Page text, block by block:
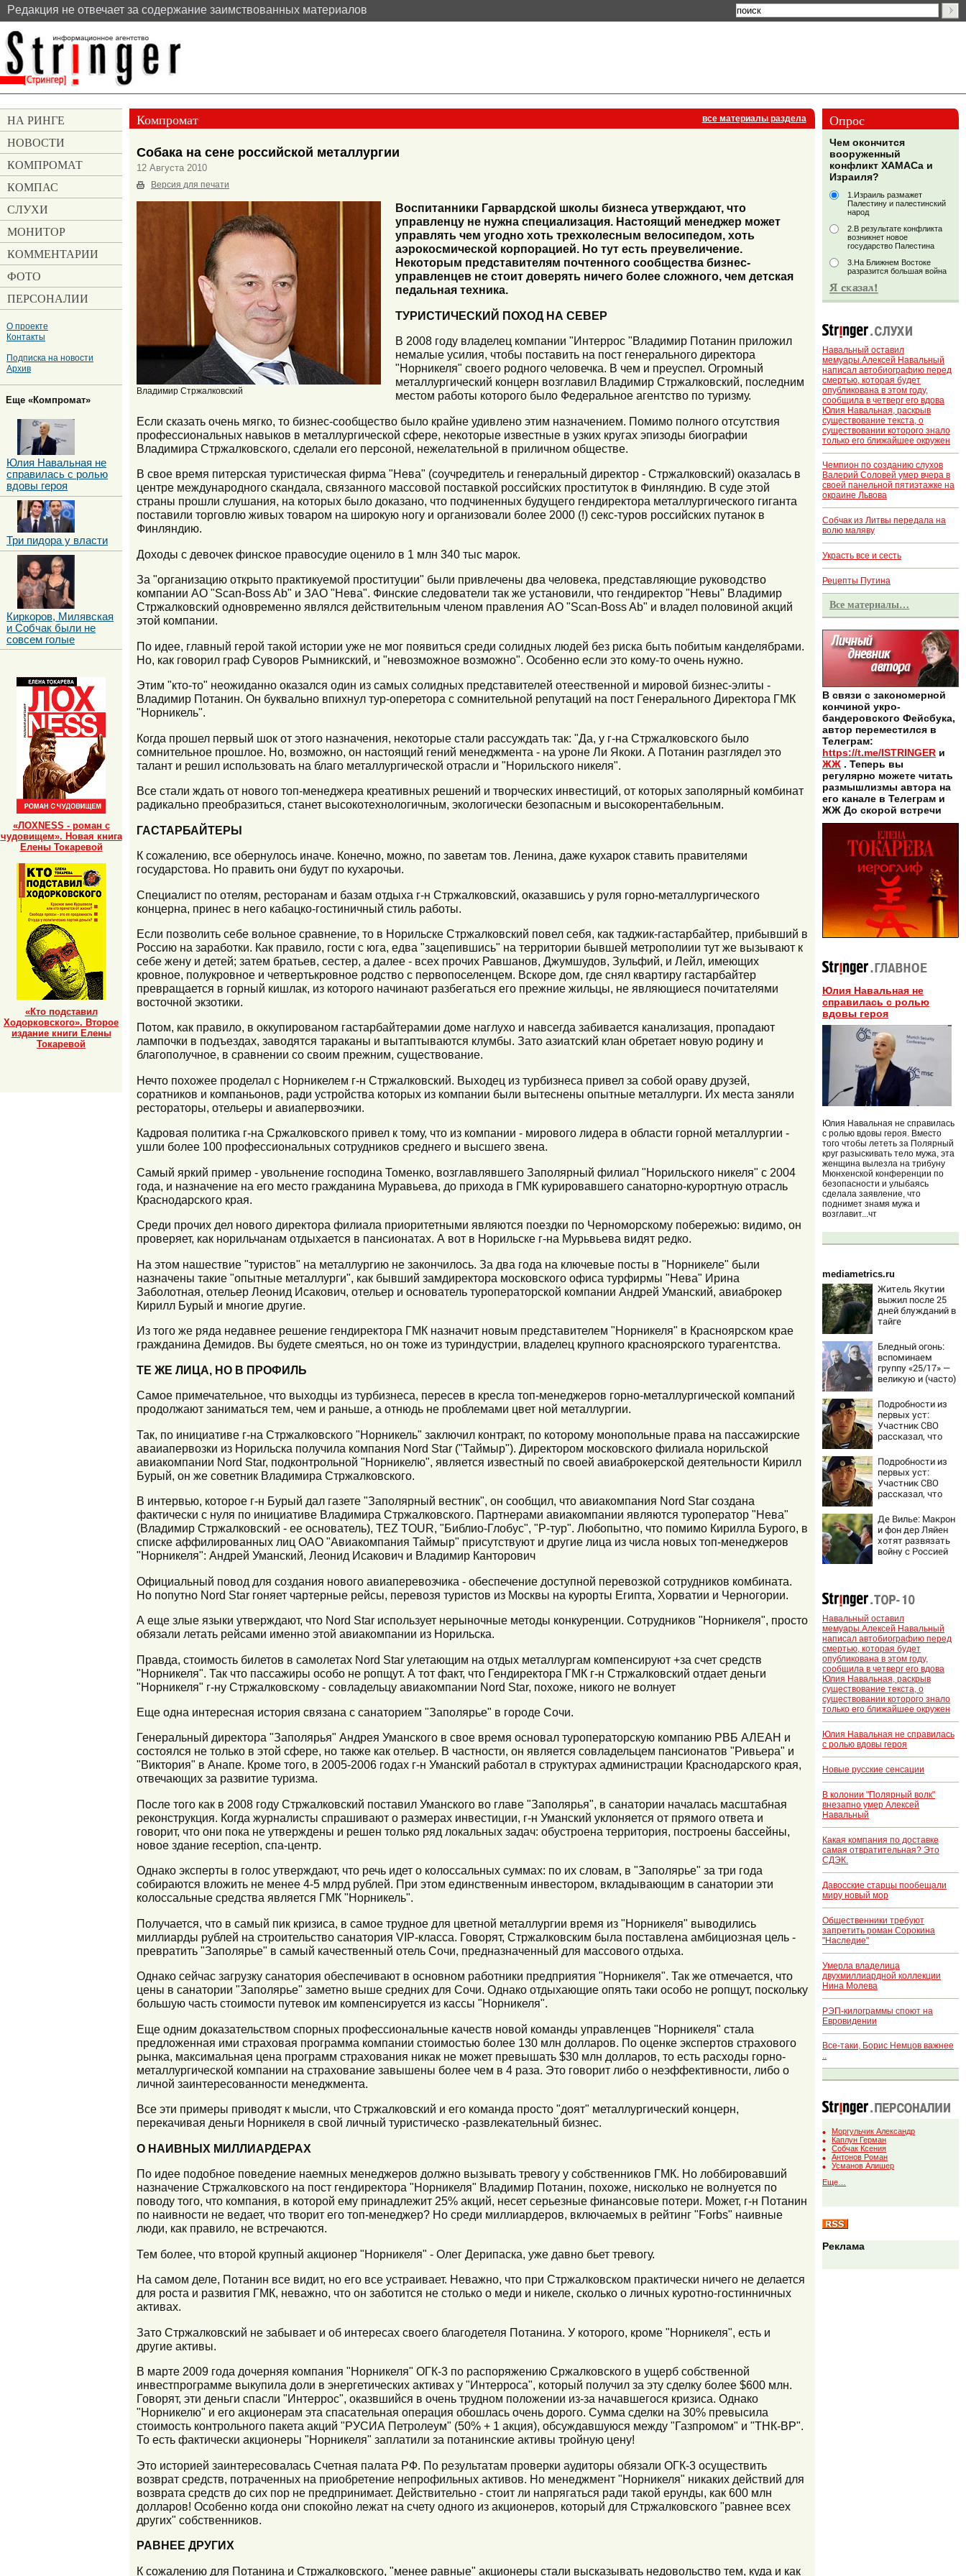
Pедакция не отвечает за содержание заимствованных материалов
Компромат все материалы раздела
Собака на сене российской металлургии
12 Августа 2010
Версия для печати
Владимир Стржалковский
Воспитанники Гарвардской школы бизнеса утверждают, что
управленцу не нужна специализация. Настоящий менеджер может
управлять чем угодно хоть трехколесным велосипедом, хоть
аэрокосмической корпорацией. Но тут есть преувеличение.
Некоторым представителям почтенного сообщества бизнес-
управленцев не стоит доверять ничего более сложного, чем детская
педальная техника.
ТУРИСТИЧЕСКИЙ ПОХОД НА СЕВЕР
В 2008 году владелец компании "Интеррос "Владимир Потанин приложил
немалые усилия, чтобы поставить на пост генерального директора
"Норникеля" своего родного человечка. В чем и преуспел. Огромный
металлургический концерн возглавил Владимир Стржалковский, последним
местом работы которого было Федеральное агентство по туризму.
Если сказать очень мягко, то бизнес-сообщество было крайне удивлено этим назначением. Помимо полного отсутствия
профессиональных навыков в металлургической сфере, некоторые известные в узких кругах эпизоды биографии
Владимира Стржалковского, сделали его персоной, нежелательной в приличном обществе.
В свое время питерская туристическая фирма "Нева" (соучредитель и генеральный директор - Стржалковский) оказалась в
центре международного скандала, связанного массовой поставкой российских проституток в Финляндию. В суде этой
страны прошли слушания, на которых было доказано, что подчиненных будущего гендиректора металлургического гиганта
поставили торговлю живых товаром на широкую ногу и организовали более 2000 (!) секс-туров российских путанок в
Финляндию.
Доходы с девочек финское правосудие оценило в 1 млн 340 тыс марок.
За "организацию открыто практикуемой проституции" были привлечены два человека, представляющие руководство
компании АО "Scan-Boss Ab" и ЗАО "Нева". Финские следователи так же установили, что гендиректор "Невы" Владимир
Стржалковский одновременно являлся действительным членом правления АО "Scan-Boss Ab" и владел половиной акций
этой компании.
По идее, главный герой такой истории уже не мог появиться среди солидных людей без риска быть побитым канделябрами.
Но, как говорил граф Суворов Рымникский, и "невозможное возможно". Особенно если это кому-то очень нужно.
Этим "кто-то" неожиданно оказался один из самых солидных представителей отеественной и мировой бизнес-элиты -
Владимир Потанин. Он буквально впихнул тур-оперетора с сомнительной репутаций на пост Генерального Директора ГМК
"Норникель".
Когда прошел первый шок от этого назначения, некоторые стали рассуждать так: "Да, у г-на Стржалковского было
сомнительное прошлое. Но, возможно, он настоящий гений менеджмента - на уроне Ли Якоки. А Потанин разглядел это
талант и решил использовать на благо металлургической отрасли и "Норильского никеля".
Все стали ждать от нового топ-менеджера креативных решений и творческих инвестиций, от которых заполярный комбинат
радикально преобразиться, станет высокотехнологичным, экологически безопасным и высокорентабельным.
ГАСТАРБАЙТЕРЫ
К сожалению, все обернулось иначе. Конечно, можно, по заветам тов. Ленина, даже кухарок ставить правителями
государстова. Но править они будут по кухарочьи.
Специалист по отелям, ресторанам и базам отдыха г-н Стржалковский, оказавшись у руля горно-металлургического
концерна, принес в него кабацко-гостиничный стиль работы.
Если позволить себе вольное сравнение, то в Норильске Стржалковский повел себя, как таджик-гастарбайтер, прибывший в
Россию на заработки. Как правило, гости с юга, едва "зацепившись" на территории бывшей метрополиии тут же вызывают к
себе жену и детей; затем братьев, сестер, а далее - всех прочих Равшанов, Джумшудов, Зульфий, и Лейл, имеющих
кровное, полукровное и четвертькровное родство с первопоселенцем. Вскоре дом, где снял квартиру гастарбайтер
превращается в горный кишлак, из которого начинают разбегаться его прежние жильцы, не являющиеся почитателями
восточной экзотики.
Потом, как правило, в оккупированом гастарбайтерамии доме наглухо и навсегда забивается канализация, пропадают
лампочки в подъездах, заводятся тараканы и вытаптываются клумбы. Зато азиатский клан обретает новую родину и
благополучное, в сравнении со своим прежним, существование.
Нечто похожее проделал с Норникелем г-н Стржалковский. Выходец из турбизнеса привел за собой ораву друзей,
соратников и компаньонов, ради устройства которых из компании были вытеснены опытные металлурги. Их места заняли
рестораторы, отельеры и авиапервозчики.
Кадровая политика г-на Сржалковского привел к тому, что из компании - мирового лидера в области горной металлургии -
ушли более 100 профессиональных сотрудников среднего и высшего звена.
Самый яркий пример - увольнение господина Томенко, возглавлявшего Заполярный филиал "Норильского никеля" с 2004
года, и назначение на его место гражданина Муравьева, до прихода в ГМК курировавшего санаторно-курортную отрасль
Краснодарского края.
Среди прочих дел нового директора филиала приоритетными являются поездки по Черноморскому побережью: видимо, он
проверяет, как норильчанам отдыхается в пансионатах. А вот в Норильске г-на Мурьвьева видят редко.
На этом нашествие "туристов" на металлургию не закончилось. За два года на ключевые посты в "Норникеле" были
назначены такие "опытные металлурги", как бывший замдиректора московского офиса турфирмы "Нева" Ирина
Заболотная, отельер Леонид Исакович, отельер и основатель туроператорской компании Андрей Уманский, авиаброкер
Кирилл Бурый и многие другие.
Из того же ряда недавнее решение гендиректора ГМК назначит новым представителем "Норникеля" в Красноярском крае
гражданина Демидов. Вы будете смеяться, но он тоже из туриндустрии, владелец крупного красноярского турагентства.
ТЕ ЖЕ ЛИЦА, НО В ПРОФИЛЬ
Самое примечательное, что выходцы из турбизнеса, пересев в кресла топ-менеджеров горно-металлургической компаний
продолжают заниматься тем, чем и раньше, а отнюдь не проблемами цвет ной металлургии.
Так, по инициативе г-на Стржалковского "Норникель" заключил контракт, по которому монопольные права на пассажирские
аваиапервозки из Норильска получила компания Nord Star ("Таймыр"). Директором московского филиала норильской
авиакомпании Nord Star, подконтрольной "Норникелю", является известный по своей авиаброкерской деятельности Кирилл
Бурый, он же советник Владимира Стржалковского.
В интервью, которое г-н Бурый дал газете "Заполярный вестник", он сообщил, что авиакомпания Nord Star создана
фактически с нуля по инициативе Владимира Стржалковского. Партнерами авиакомпании являются туроператор "Нева"
(Владимир Стржалковский - ее основатель), TEZ TOUR, "Библио-Глобус", "Р-тур". Любопытно, что помимо Кирилла Бурого, в
списке аффилированных лиц ОАО "Авиакомпания Таймыр" присутствуют и другие лица из числа новых топ-менеджеров
"Норникеля": Андрей Уманский, Леонид Исакович и Владимир Канторович
Официальный повод для создания нового авиаперевозчика - обеспечение доступной перевозкой сотрудников комбината.
Но попутно Nord Star гоняет чартерные рейсы, перевозя туристов из Москвы на курорты Египта, Хорватии и Черногории.
А еще злые языки утверждают, что Nord Star использует нерыночные методы конкуренции. Сотрудников "Норникеля", просто
обязали летать рейсами именно этой авиакомпании из Норильска.
Правда, стоимость билетов в самолетах Nord Star улетающим на отдых металлургам компенсируют +за счет средств
"Норникеля". Так что пассажиры особо не ропщут. А тот факт, что Гендиректора ГМК г-н Стржалковский отдает деньги
"Норникеля" г-ну Стржалковскому - совладельцу авиакомпании Nord Star, похоже, никого не волнует
Еще одна интересная история связана с санаторием "Заполярье" в городе Сочи.
Генеральный директора "Заполярья" Андрея Уманского в свое время основал туроператорскую компанию РВБ АЛЕАН и
состоялся не только в этой сфере, но также как отельер. В частности, он является совладельцем пансионатов "Ривьера" и
"Виктория" в Анапе. Кроме того, в 2005-2006 годах г-н Уманский работал в структурах администрации Краснодарского края,
отвечающих за развитие туризма.
После того как в 2008 году Стржалковский поставил Уманского во главе "Заполярья", в санатории началась масштабная
реконструкция. Когда журналисты спрашивают о размерах инвестиции, г-н Уманский уклоняется от прямого ответа и
говорит, что они пока не утверждены и решен только ряд локальных задач: обустроена территория, построены бассейны,
новое здание reception, спа-центр.
Однако эксперты в голос утверждают, что речь идет о колоссальных суммах: по их словам, в "Заполярье" за три года
собираются вложить не менее 4-5 млрд рублей. При этом единственным инвестором, вкладывающим в санатории эти
колоссальные средства является ГМК "Норникель".
Получается, что в самый пик кризиса, в самое трудное для цветной металлургии время из "Норникеля" выводились
миллиарды рублей на строительство санатория VIP-класса. Говорят, Стржалковским была поставлена амбициозная цель -
превратить "Заполярье" в самый качественный отель Сочи, предназначенный для массового отдыха.
Однако сейчас загрузку санатория обеспечивают в основном работники предприятия "Норникеля". Так же отмечается, что
цены в санатории "Заполярье" заметно выше средних для Сочи. Однако отдыхающие опять таки особо не ропщут, поскольку
большую часть стоимости путевок им компенсируется из кассы "Норникеля".
Еще одним доказательством спорных профессиональные качеств новой команды управленцев "Норникеля" стала
предложенная ими страховая программа компании стоимостью более 130 млн долларов. По оценке экспертов страхового
рынка, максимальная цена программ страхования никак не может превышать $30 млн долларов, то есть расходы горно-
металлургической компании на страхование завышены более чем в 4 раза. Это говорит либо о неэффективности, либо о
личной заинтересованности менеджмента.
Все эти примеры приводят к мысли, что Стржалковский и его команда просто "доят" металлургический концерн,
перекачивая деньги Норникеля в свой личный туристическо -развлекательный бизнес.
О НАИВНЫХ МИЛЛИАРДЕРАХ
По идее подобное поведение наемных менеджеров должно вызывать тревогу у собственников ГМК. Но лоббировавший
назначение Стржалковского на пост гендиректора "Норникеля" Владимир Потанин, похоже, нисколько не волнуется по
поводу того, что компания, в которой ему принадлежит 25% акций, несет серьезные финансовые потери. Может, г-н Потанин
по наивности не ведает, что творит его топ-менеджер? Но среди миллиардеров, включаемых в рейтинг "Forbs" наивные
люди, как правило, не встречаются.
Тем более, что второй крупный акционер "Норникеля" - Олег Дерипаска, уже давно бьет тревогу.
На самом деле, Потанин все видит, но его все устраивает. Неважно, что при Стржалковском практически ничего не делается
для роста и развития ГМК, неважно, что он заботится не столько о меди и никеле, сколько о личных куротно-гостинничных
активах.
Зато Стржалковский не забывает и об интересах своего благодетеля Потанина. У которого, кроме "Норникеля", есть и
другие активы.
В марте 2009 года дочерняя компания "Норникеля" ОГК-3 по распоряжению Сржалковского в ущерб собственной
инвестпрограмме выкупила доли в энергетических активах у "Интерроса", который получил за эту сделку более $600 млн.
Говорят, эти деньги спасли "Интеррос", оказвшийся в очень трудном положении из-за начавшегося кризиса. Однако
"Норникелю" и его акционерам эта спасательная операция обошлась очень дорого. Сумма сделки на 30% превысила
стоимость контрольного пакета акций "РУСИА Петролеум" (50% + 1 акция), обсуждавшуюся между "Газпромом" и "ТНК-ВР".
То есть фактически акционеры "Норникеля" заплатили за потанинские активы тройную цену!
Это историей заинтересовалась Счетная палата РФ. По результатам проверки аудиторы обязали ОГК-3 осуществить
возврат средств, потраченных на приобретение непрофильных активов. Но менеджмент "Норникеля" никаких действий для
возврата средств до сих пор не предпринимает. Действительно - стоит ли напрягаться ради такой ерунды, как 600 млн
долларов! Особенно когда они спокойно лежат на счету одного из акционеров, который для Стржалковского "равнее всех
других" собственников.
РАВНЕЕ ДРУГИХ
К сожалению для Потанина и Стржалковского, "менее равные" акционеры стали высказывать недовольство тем, куда и как
Опрос
Чем окончится
вооруженный
конфликт ХАМАСа и
Израиля?
1.Израиль размажет
Палестину и палестинский
народ
2.В результате конфликта
возникнет новое
государство Палестина
3.На Ближнем Востоке
разразится большая война
Навальный оставил
мемуары.Алексей Навальный
написал автобиографию перед
смертью, которая будет
опубликована в этом году,
сообщила в четверг его вдова
Юлия Навальная, раскрыв
существование текста, о
существовании которого знало
только его ближайшее окружен
Чемпион по созданию слухов
Валерий Соловей умер вчера в
своей панельной пятиэтажке на
окраине Львова
Собчак из Литвы передала на
волю маляву
Украсть все и сесть
Рецепты Путина
Все материалы…
В связи с закономерной
кончиной укро-
бандеровского Фейсбука,
автор переместился в
Телеграм:
https://t.me/ISTRINGER и
ЖЖ . Теперь вы
регулярно можете читать
размышлизмы автора на
его канале в Телеграм и
ЖЖ До скорой встречи
Юлия Навальная не
справилась с ролью
вдовы героя
Юлия Навальная не справилась
с ролью вдовы героя. Вместо
того чтобы лететь за Полярный
круг разыскивать тело мужа, эта
женщина вылезла на трибуну
Мюнхенской конференции по
безопасности и улыбаясь
сделала заявление, что
поднимет знамя мужа и
возглавит...чт
mediametrics.ru
Житель Якутии
выжил после 25
дней блужданий в
тайге
Бледный огонь:
вспоминаем
группу «25/17» —
великую и (часто)
Подробности из
первых уст:
Участник СВО
рассказал, что
схватке с
медведем
Подробности из
первых уст:
Участник СВО
рассказал, что
схватке с
медведем
Де Вилье: Макрон
и фон дер Ляйен
хотят развязать
войну с Россией
Навальный оставил
мемуары.Алексей Навальный
написал автобиографию перед
смертью, которая будет
опубликована в этом году,
сообщила в четверг его вдова
Юлия Навальная, раскрыв
существование текста, о
существовании которого знало
только его ближайшее окружен
Юлия Навальная не справилась
с ролью вдовы героя
Новые русские сенсации
В колонии "Полярный волк"
внезапно умер Алексей
Навальный
Какая компания по доставке
самая отвратительная? Это
СДЭК.
Давосские старцы пообещали
миру новый мор
Общественники требуют
запретить роман Сорокина
"Наследие"
Умерла владелица
двухмиллиардной коллекции
Нина Молева
РЭП-килограммы споют на
Евровидении
Все-таки, Борис Немцов важнее
..
Моргульчик Александр
Каплун Герман
Собчак Ксения
Антонов Роман
Усманов Алишер
Еще…
Реклама
НА РИНГЕ
НОВОСТИ
КОМПРОМАТ
КОМПАС
СЛУХИ
МОНИТОР
КОММЕНТАРИИ
ФОТО
ПЕРСОНАЛИИ
О проекте
Контакты
Подписка на новости
Архив
Еще «Компромат»
Юлия Навальная не
справилась с ролью
вдовы героя
Три пидора у власти
Киркоров, Милявская
и Собчак были не
совсем голые
«ЛОХNESS - роман с
чудовищем». Новая книга
Елены Токаревой
«Кто подставил
Ходорковского». Второе
издание книги Елены
Токаревой